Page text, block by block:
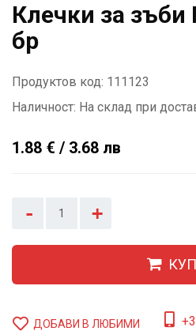
Клечки за зъби
бр
Продуктов код: 111123
Наличност: На склад при
1.88 € / 3.68 лв
- +
ДОБАВИ В ЛЮБИМИ